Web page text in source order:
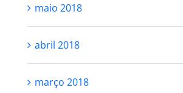
maio 2018
abril 2018
março 2018